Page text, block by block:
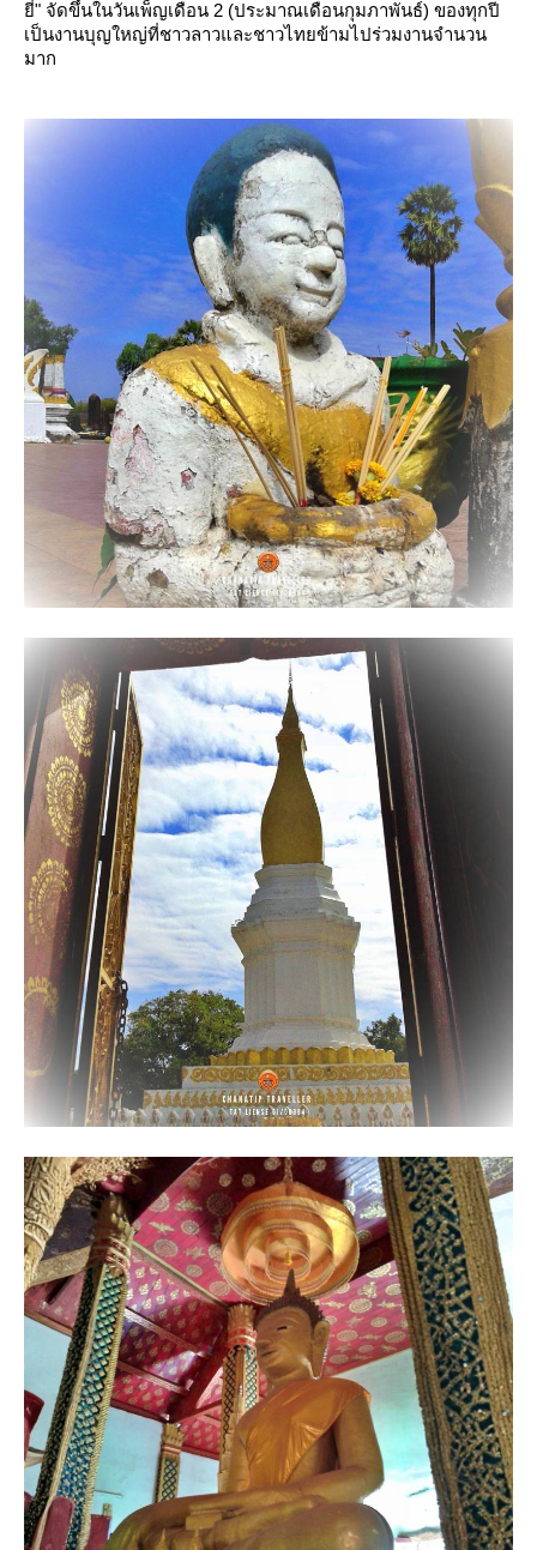
ี่" จัดขึ้นในวันเพ็ญเดือน 2 (ประมาณเดือนกุมภาพันธ์) ของทุกปี
เป็นงานบุญใหญ่ที่ชาวลาวและชาวไทยข้ามไปร่วมงานจำนวน
มาก